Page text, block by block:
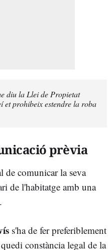
diu la Llei de Propietat
et prohibeix estendre la roba
prèvia
comunicar la seva
de l'habitatge amb una
.
s'ha de fer preferiblement
constància legal de la